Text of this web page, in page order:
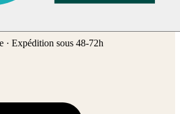
· Expédition sous 48-72h